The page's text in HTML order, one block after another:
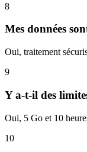
8
Mes données
Oui, traitement
9
Y a-t-il des
Oui, 5 Go et 10
10